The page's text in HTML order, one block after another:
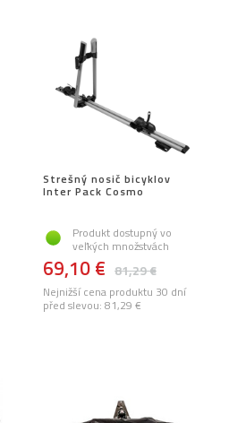
Strešný nosič bicyklov
Inter Pack Cosmo
Produkt dostupný vo
veľkých množstvách
81,29 €
69,10 €
Nejnižší cena produktu 30 dní
před slevou: 81,29 €